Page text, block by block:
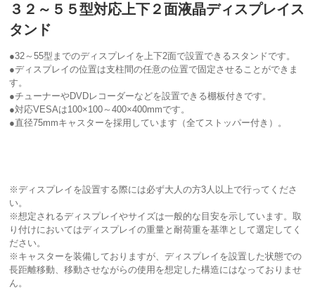
３２～５５型対応上下２面液晶ディスプレイス
タンド
●32～55型までのディスプレイを上下2面で設置できるスタンドです。
●ディスプレイの位置は支柱間の任意の位置で固定させることができま
す。
●チューナーやDVDレコーダーなどを設置できる棚板付きです。
●対応VESAは100×100～400×400mmです。
●直径75mmキャスターを採用しています（全てストッパー付き）。
※ディスプレイを設置する際には必ず大人の方3人以上で行ってくださ
い。
※想定されるディスプレイやサイズは一般的な目安を示しています。取
り付けにおいてはディスプレイの重量と耐荷重を基準として選定してく
ださい。
※キャスターを装備しておりますが、ディスプレイを設置した状態での
長距離移動、移動させながらの使用を想定した構造にはなっておりませ
ん。